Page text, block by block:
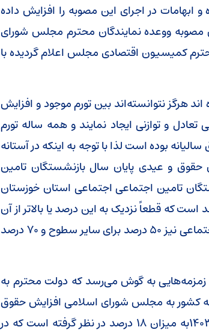
در اجرای این مصوبه را افزایش داده
مصوبه ووعده نمایندگان محترم مجلس شورای
کمیسیون اقتصادی مجلس اعلام گردیده با
هرگز نتوانسته‌اند بین تورم موجود و افزایش
و توازنی ایجاد نمایند و همه ساله تورم
بوده است لذا با توجه به اینکه در آستانه
و عیدی پایان سال بازنشستگان تامین
تامین اجتماعی اجتماعی استان خوزستان
اگر پیش‌بینی تورم در سال آینده ۵۰ درصد است که قطعاً نزدیک به این درصد یا بالاتر از آن
خواهد بود باید افزایش حقوق بازنشستگان تامین اجتماعی نیز ۵۰ درصد برای سایر سطوح و ۷۰ درصد
به گوش می‌رسد که دولت محترم به
کشور به مجلس شورای اسلامی افزایش حقوق
بازنشستگان تامین اجتماعی و شاغلین را در سال ۱۴۰۳به میزان ۱۸ درصد در نظر گرفته است که در